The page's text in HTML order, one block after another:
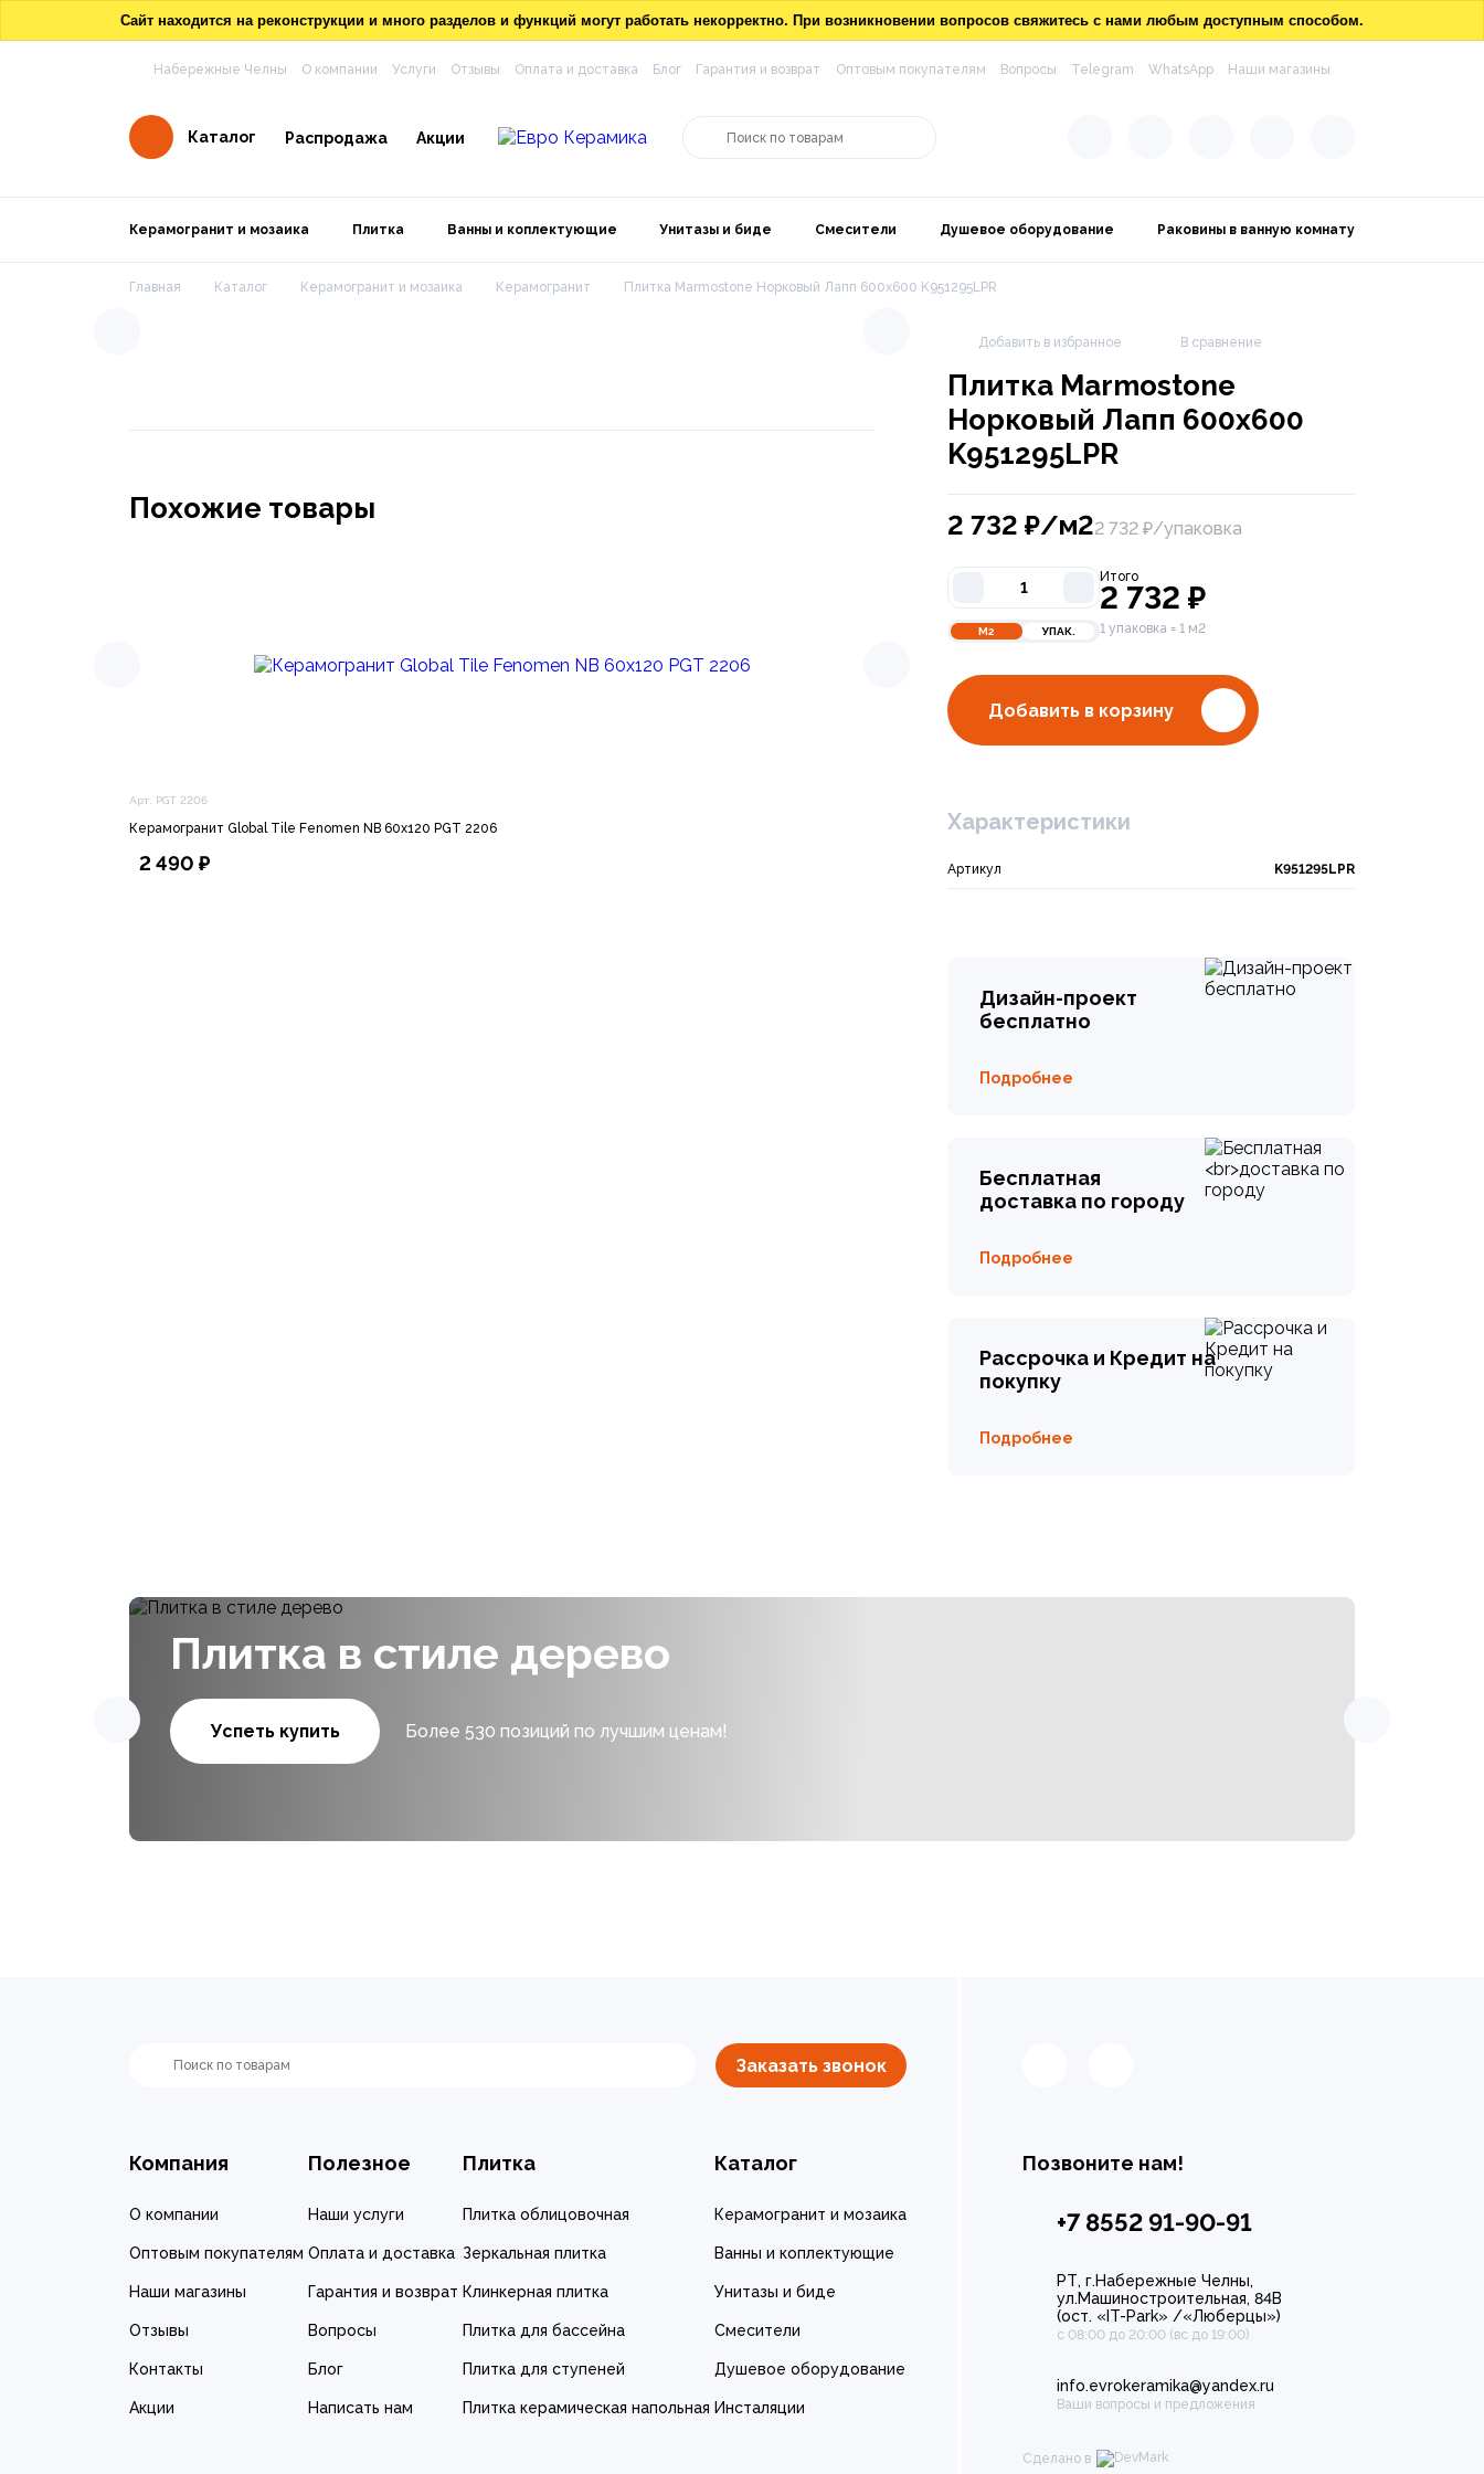
Сайт находится на реконструкции и много разделов и функций могут работать некорректно. При возникновении вопросов свяжитесь с нами любым доступным способом.
Набережные Челны О компании Услуги Отзывы Оплата и доставка Блог Гарантия и возврат Оптовым покупателям Вопросы Telegram WhatsApp Наши магазины
Каталог Распродажа Акции
Керамогранит и мозаика Плитка Ванны и коплектующие Унитазы и биде Смесители Душевое оборудование Раковины в ванную комнату
Главная Каталог Керамогранит и мозаика Керамогранит Плитка Marmostone Норковый Лапп 600х600 K951295LPR
Похожие товары
Арт. PGT 2206
Керамогранит Global Tile Fenomen NB 60х120 PGT 2206
2 490 ₽
Керамогранит Global Tile Fenix NB 60х120 PGT 2203
2 490 ₽
Добавить в избранное В сравнение
Плитка Marmostone
Норковый Лапп 600х600
K951295LPR
2 732 ₽/м22 732 ₽/упаковка
М2 УПАК.
Итого
2 732 ₽
1 упаковка = 1 м2
Добавить в корзину
Характеристики
Артикул K951295LPR
Дизайн-проект
бесплатно
Подробнее
Бесплатная
доставка по городу
Подробнее
Рассрочка и Кредит на
покупку
Подробнее
Плитка в стиле дерево
Успеть купить Более 530 позиций по лучшим ценам!
Заказать звонок
Компания
О компании
Оптовым покупателям
Наши магазины
Отзывы
Контакты
Акции
Полезное
Наши услуги
Оплата и доставка
Гарантия и возврат
Вопросы
Блог
Написать нам
Плитка
Плитка облицовочная
Зеркальная плитка
Клинкерная плитка
Плитка для бассейна
Плитка для ступеней
Плитка керамическая напольная
Каталог
Керамогранит и мозаика
Ванны и коплектующие
Унитазы и биде
Смесители
Душевое оборудование
Инсталяции
Позвоните нам!
+7 8552 91-90-91
РТ, г.Набережные Челны,
ул.Машиностроительная, 84В
(ост. «IT-Park» /«Люберцы»)
с 08:00 до 20:00 (вс до 19:00)
info.evrokeramika@yandex.ru
Ваши вопросы и предложения
Сделано в